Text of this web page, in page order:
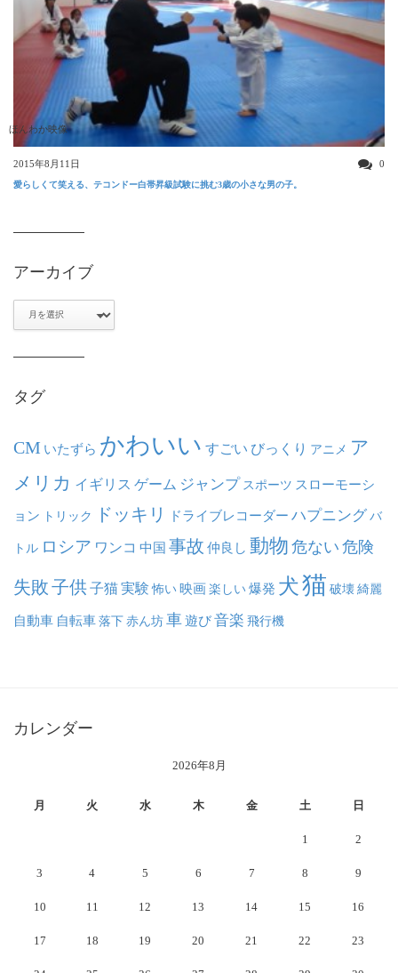
ほんわか映像
2015年8月11日 0
愛らしくて笑える、テコンドー白帯昇級試験に挑む3歳の小さな男の子。
アーカイブ
タグ
CM いたずら かわいい すごい びっくり アニメ ア
メリカ イギリス ゲーム ジャンプ スポーツ スローモーシ
ョン トリック ドッキリ ドライブレコーダー ハプニング バ
トル ロシア ワンコ 中国 事故 仲良し 動物 危ない 危険
失敗子供子猫実験 怖い映画楽しい爆発 犬猫 破壊綺麗
自動車 自転車落下赤ん坊車遊び音楽 飛行機
カレンダー
2026年8月
月 火 水 木 金 土 日
1 2
3 4 5 6 7 8 9
10 11 12 13 14 15 16
17 18 19 20 21 22 23